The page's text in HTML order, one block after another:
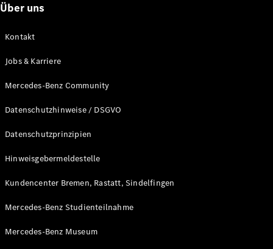
buchen
Extras
Garantie-
Technisches
Collection
Über uns
Kontakt
Jobs & Karriere
Mercedes-Benz Community
Datenschutzhinweise / DSGVO
Datenschutzprinzipien
Hinweisgebermeldestelle
Kundencenter Bremen, Rastatt, Sindelfingen
Mercedes-Benz Studienteilnahme
Mercedes-Benz Museum